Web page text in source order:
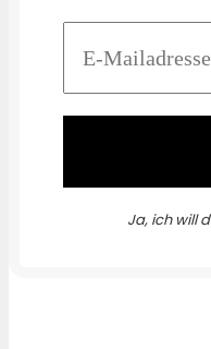
Ja, ich will